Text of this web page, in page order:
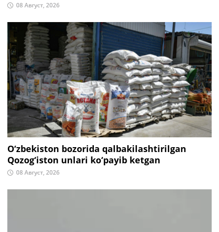
08 Август, 2026
O‘zbekiston bozorida qalbakilashtirilgan
Qozog‘iston unlari ko‘payib ketgan
08 Август, 2026